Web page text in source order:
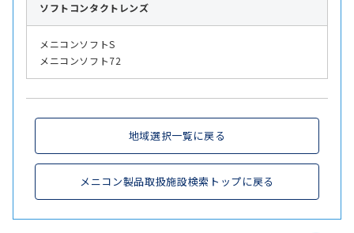
ソフト コンタクトレンズ
メニコンソフトS
メニコンソフト72
地域選択一覧に戻る
メニコン製品取扱施設検索トップに戻る